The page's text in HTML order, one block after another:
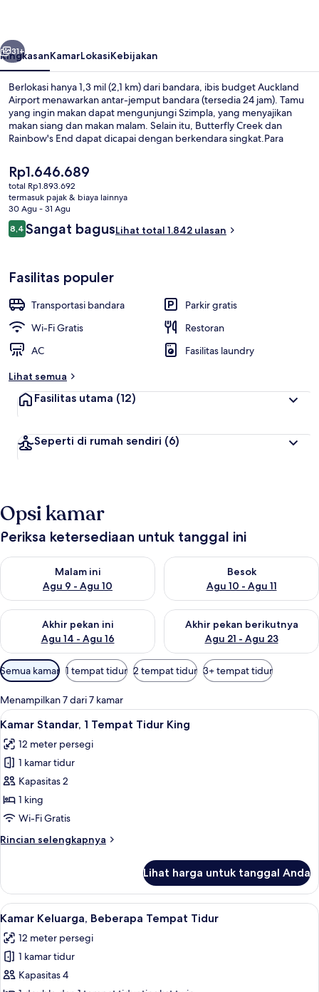
Berikutnya
31+
RingkasanKamarLokasiKebijakan
Berlokasi hanya 1,3 mil (2,1 km) dari bandara, ibis budget Auckland
Airport menawarkan antar-jemput bandara (tersedia 24 jam). Tamu
yang ingin makan dapat mengunjungi Szimpla, yang menyajikan
makan siang dan makan malam. Selain itu, Butterfly Creek dan
Rainbow's End dapat dicapai dengan berkendara singkat.Para
Harga
saat
ini
Rp1.646.689
Rp1.646.689
total Rp1.893.692
termasuk pajak & biaya lainnya
30 Agu - 31 Agu
Ulasan
8,48,4 dari 10
Sangat bagusLihat total 1.842 ulasan
Fasilitas populer
Transportasi bandara
Parkir gratis
Wi-Fi Gratis
Restoran
AC
Fasilitas laundry
Lihat semua
Fasilitas utama (12)
Seperti di rumah sendiri (6)
Opsi kamar
Periksa ketersediaan untuk tanggal ini
Malam ini
Agu 9 - Agu 10
Periksa ketersediaan untuk malam ini Agu 9 - Agu 10
Besok
Agu 10 - Agu 11
Periksa ketersediaan untuk
Akhir pekan ini
Agu 14 - Agu 16
Periksa ketersediaan untuk akhir pekan ini Agu 14 - Agu 16
Akhir pekan berikutnya
Agu 21 - Agu 23
Periksa ketersediaan untuk
Filter
tersedia
untuk
kamar
Semua kamar 1 tempat tidur 2 tempat tidur 3+ tempat tidur
Menampilkan 7 dari 7 kamar
Lihat
semua
foto
untuk
Kamar
Standar,
1
Tidur
Meja kerja, tirai kedap cahaya,
8
Kamar Standar, 1 Tempat Tidur King
12 meter persegi
1 kamar tidur
Kapasitas 2
1 king
Wi-Fi Gratis
Rincian selengkapnya
Rincian
Kamar
Standar,
1
Tidur
King
Lihat harga untuk tanggal Anda
Lihat
semua
foto
untuk
Kamar
Meja kerja, tirai kedap cahaya,
8
Kamar Keluarga, Beberapa Tempat Tidur
12 meter persegi
1 kamar tidur
Kapasitas 4